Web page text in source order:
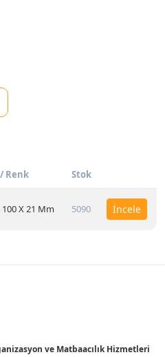
Renk Stok
X 21 Mm 5090 İncele
ve Matbaacılık Hizmetleri